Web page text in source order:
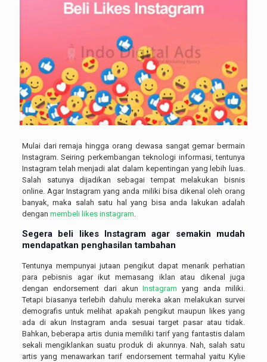
Mulai dari remaja hingga orang dewasa sangat gemar bermain
Instagram. Seiring perkembangan teknologi informasi, tentunya
Instagram telah menjadi alat dalam kepentingan yang lebih luas.
Salah satunya dijadikan sebagai tempat melakukan bisnis
online. Agar Instagram yang anda miliki bisa dikenal oleh orang
banyak, maka salah satu hal yang bisa anda lakukan adalah
dengan membeli likes instagram
Segera beli likes Instagram agar semakin mudah
mendapatkan penghasilan tambahan
Tentunya mempunyai jutaan pengikut dapat menarik perhatian
para pebisnis agar ikut memasang iklan atau dikenal juga
dengan endorsement dari akunInstagram yang anda miliki.
Tetapi biasanya terlebih dahulu mereka akan melakukan survei
demografis untuk melihat apakah pengikut maupun likes yang
ada di akun Instagram anda sesuai target pasar atau tidak.
Bahkan, beberapa artis dunia memiliki tarif yang fantastis dalam
sekali mengiklankan suatu produk di akunnya. Nah, salah satu
artis yang menawarkan tarif endorsement termahal yaitu Kylie